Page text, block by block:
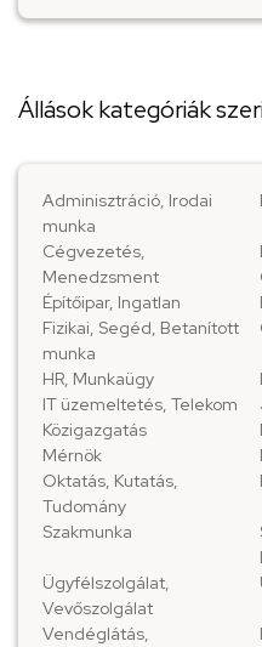
Állások kategóriák
Adminisztráció, Irodai
munka
Cégvezetés,
Menedzsment
Építőipar, Ingatlan
Fizikai, Segéd, Betanított
munka
HR, Munkaügy
IT üzemeltetés, Telekom
Közigazgatás
Mérnök
Oktatás, Kutatás,
Tudomány
Szakmunka
Ügyfélszolgálat,
Vevőszolgálat
Vendéglátás,